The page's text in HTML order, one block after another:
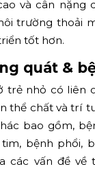
và cân nặng
trường thoải
tốt hơn.
quát &
trẻ nhỏ có liên
thể chất và trí
bao gồm,
bệnh phổi,
các vấn đề về